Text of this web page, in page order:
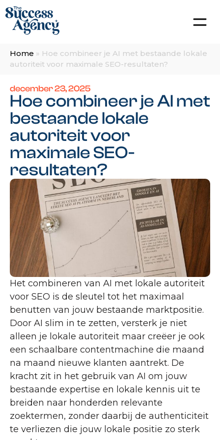
Home » Hoe combineer je AI met bestaande lokale
autoriteit voor maximale SEO-resultaten?
december 23, 2025
Hoe combineer je AI met
bestaande lokale
autoriteit voor
maximale SEO-
resultaten?
Het combineren van AI met lokale autoriteit
voor SEO is de sleutel tot het maximaal
benutten van jouw bestaande marktpositie.
Door AI slim in te zetten, versterk je niet
alleen je lokale autoriteit maar creëer je ook
een schaalbare contentmachine die maand
na maand nieuwe klanten aantrekt. De
kracht zit in het gebruik van AI om jouw
bestaande expertise en lokale kennis uit te
breiden naar honderden relevante
zoektermen, zonder daarbij de authenticiteit
te verliezen die jouw lokale positie zo sterk